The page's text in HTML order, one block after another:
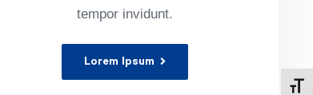
tem­por invidunt.
Lorem Ipsum